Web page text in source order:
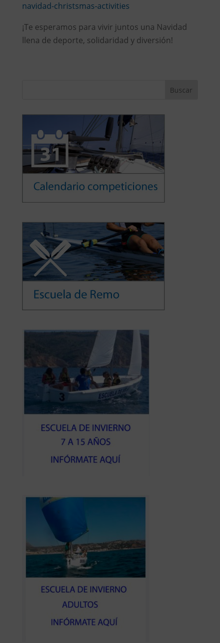
navidad-christsmas-activities
¡Te esperamos para vivir juntos una Navidad
llena de deporte, solidaridad y diversión!